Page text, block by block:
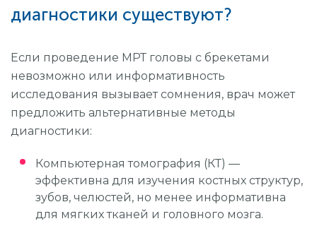
диагностики существуют?
Если проведение МРТ головы с брекетами
невозможно или информативность
исследования вызывает сомнения, врач может
предложить альтернативные методы
диагностики:
Компьютерная томография (КТ) —
эффективна для изучения костных структур,
зубов, челюстей, но менее информативна
для мягких тканей и головного мозга.